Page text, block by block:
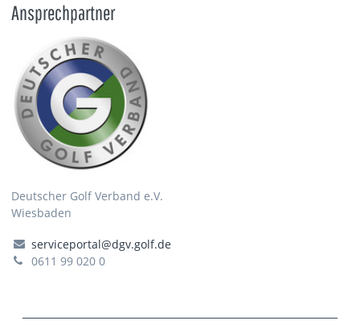
Ansprechpartner
Deutscher Golf Verband e.V.
Wiesbaden
serviceportal@dgv.golf.de
0611 99 020 0